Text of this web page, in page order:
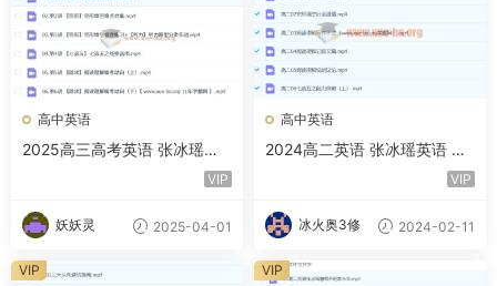
高中英语
2025高三高考英语 张冰瑶英
语全年 暑假秋季寒假春季 百VIP
妖妖灵 2025-04-01
高中英语
2024高二英语 张冰瑶英语 寒
VIP
冰火奥3修 2024-02-11
VIP VIP